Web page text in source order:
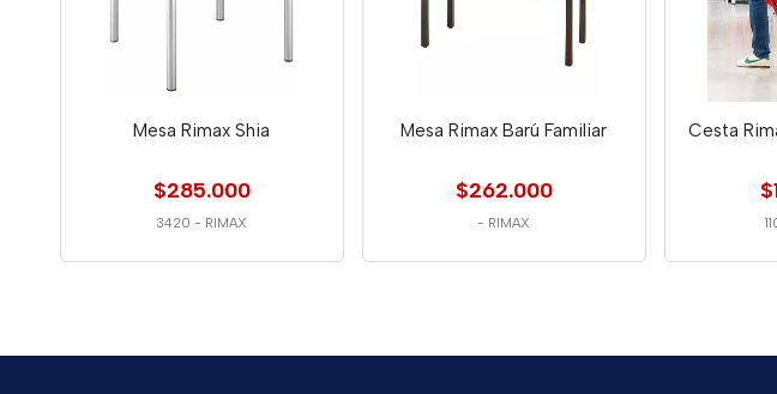
Mesa Rimax Shia
$285.000
3420 - RIMAX
Mesa Rimax Barú Familiar
$262.000
- RIMAX
Cesta